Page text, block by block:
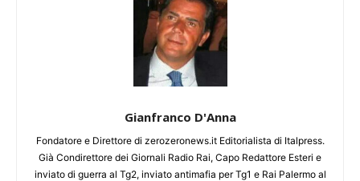
Gianfranco D'Anna
Fondatore e Direttore di zerozeronews.it Editorialista di Italpress.
Già Condirettore dei Giornali Radio Rai, Capo Redattore Esteri e
inviato di guerra al Tg2, inviato antimafia per Tg1 e Rai Palermo al